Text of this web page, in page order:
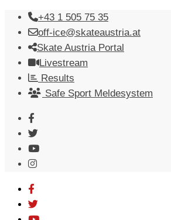
Skip
content
+43 1 505 75 35
off-ice@skateaustria.at
Skate Austria Portal
Livestream
Results
Safe Sport Meldesystem